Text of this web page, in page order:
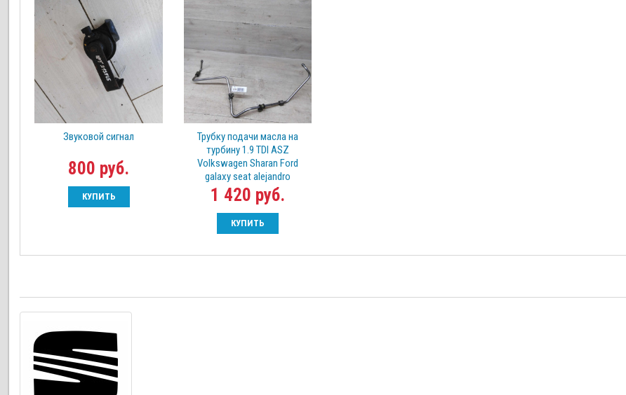
Звуковой сигнал
800 руб.
КУПИТЬ
Трубку подачи масла на
турбину 1.9 TDI ASZ
Volkswagen Sharan Ford
galaxy seat alejandro
1 420 руб.
КУПИТЬ